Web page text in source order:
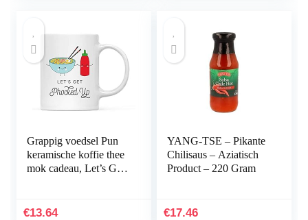
Grappig voedsel Pun
keramische koffie thee
mok cadeau, Let’s Get
fles, 1-pack…
€13.64
YANG-TSE – Pikante
Chilisaus – Aziatisch
Product – 220 Gram
€17.46